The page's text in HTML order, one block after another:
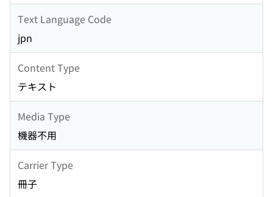
Text Language Code
jpn
Content Type
テキスト
Media Type
機器不用
Carrier Type
冊子